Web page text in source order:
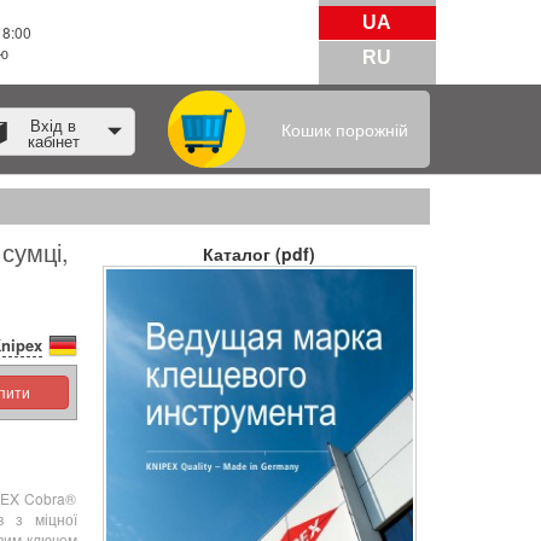
UA
RU
Вхід в
кабінет Кошик порожній
Cobra®
з міцної
Каталог (pdf)